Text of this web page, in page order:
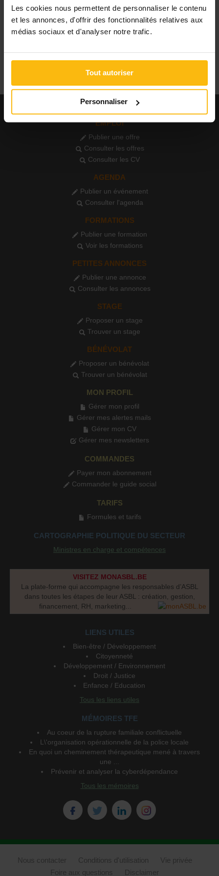
Les cookies nous permettent de personnaliser le contenu
et les annonces, d'offrir des fonctionnalités relatives aux
médias sociaux et d'analyser notre trafic.
Tout autoriser
Personnaliser
Activa
Maribel
CEP
Tous
Coordination / Management /
Direction
Administratif / Secrétariat
Financement / Comptabilité /
RP
IT / ICT
Ouvrier / Maintenance /
Cuisine / Logistique
Autre
PUBLIER UNE ANNONCE
EMPLOI
Publier une offre
Consulter les offres
Consulter les CV
AGENDA
Publier un événement
Consulter l'agenda
FORMATIONS
Publier une formation
Voir les formations
PETITES ANNONCES
Publier une annonce
Consulter les annonces
STAGE
Proposer un stage
Trouver un stage
BÉNÉVOLAT
Proposer un bénévolat
Trouver un bénévolat
MON PROFIL
Gérer mon profil
Gérer mes alertes mails
Gérer mon CV
Gérer mes newsletters
COMMANDES
Payer mon abonnement
Commander le guide social
TARIFS
Formules et tarifs
CARTOGRAPHIE POLITIQUE DU SECTEUR
Ministres en charge et compétences
VISITEZ MONASBL.BE
La plate-forme qui accompagne les responsables d’ASBL
dans toutes les étapes de leur ASBL : création, gestion,
financement, RH, marketing...
LIENS UTILES
Bien-être / Développement
Citoyenneté
Développement / Environnement
Droit / Justice
Enfance / Education
Tous les liens utiles
MÉMOIRES TFE
Au coeur de la rupture familiale conflictuelle
L\'organisation opérationnelle de la police locale
En quoi un cheminement thérapeutique mené à travers
une ...
Prévenir et analyser la cyberdépendance
Tous les mémoires
Nous contacter Conditions d'utilisation
Vie privée
Foire aux questions
Disclaimer